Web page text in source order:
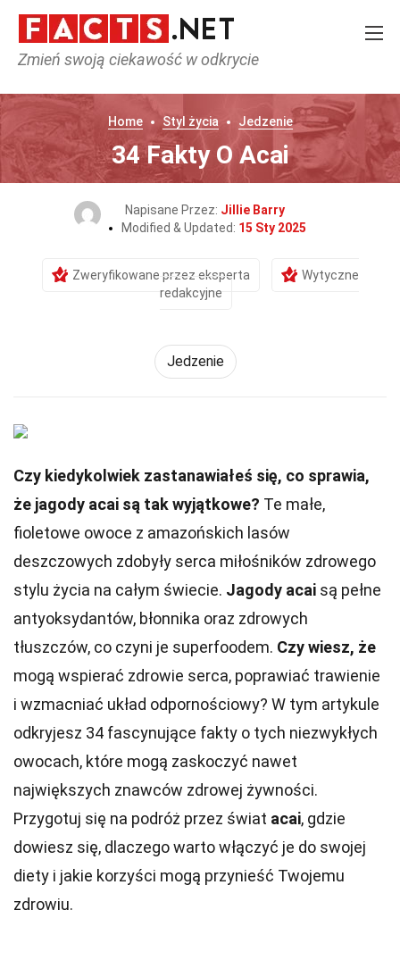
Zmień swoją ciekawość w odkrycie
Home Styl życia Jedzenie
34 Fakty O Acai
Napisane Przez: Jillie Barry
Modified & Updated: 15 Sty 2025
Zweryfikowane przez eksperta
Wytyczne
redakcyjne
Jedzenie
Czy kiedykolwiek zastanawiałeś się, co sprawia,
że jagody acai są tak wyjątkowe? Te małe,
fioletowe owoce z amazońskich lasów
deszczowych zdobyły serca miłośników zdrowego
stylu życia na całym świecie. Jagody acai są pełne
antyoksydantów, błonnika oraz zdrowych
tłuszczów, co czyni je superfoodem. Czy wiesz, że
mogą wspierać zdrowie serca, poprawiać trawienie
i wzmacniać układ odpornościowy? W tym artykule
odkryjesz 34 fascynujące fakty o tych niezwykłych
owocach, które mogą zaskoczyć nawet
największych znawców zdrowej żywności.
Przygotuj się na podróż przez świat acai, gdzie
dowiesz się, dlaczego warto włączyć je do swojej
diety i jakie korzyści mogą przynieść Twojemu
zdrowiu.